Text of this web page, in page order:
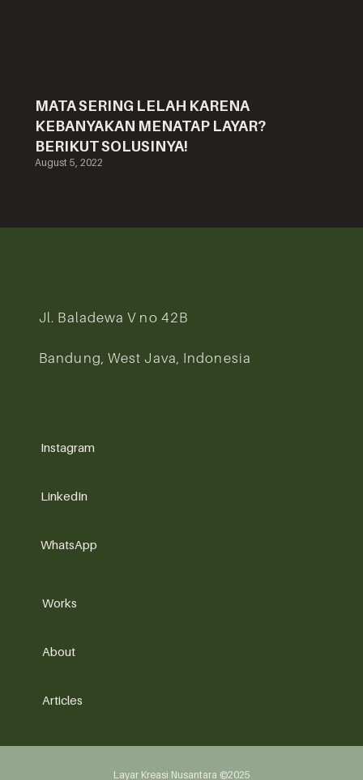
MATA SERING LELAH KARENA
KEBANYAKAN MENATAP LAYAR?
BERIKUT SOLUSINYA!
August 5, 2022
Works
About
Articles
Instagram
LinkedIn
WhatsApp
Jl. Baladewa V no 42B
Bandung, West Java, Indonesia
Layar Kreasi Nusantara ©2025